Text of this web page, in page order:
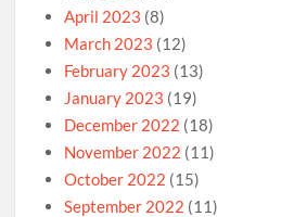
April 2023 (8)
March 2023 (12)
February 2023 (13)
January 2023 (19)
December 2022 (18)
November 2022 (11)
October 2022 (15)
September 2022 (11)